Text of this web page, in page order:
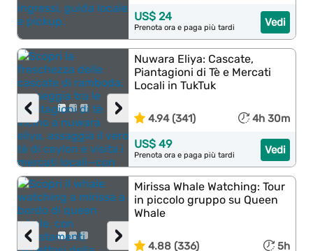
Vedi
US$ 24
Prenota ora e paga più tardi
›
‹
Nuwara Eliya: Cascate,
Piantagioni di Tè e Mercati
Locali in TukTuk
4.94 (341) 4h 30m
Vedi
US$ 49
Prenota ora e paga più tardi
›
‹
Mirissa Whale Watching: Tour
in piccolo gruppo su Queen
Whale
4.88 (336) 5h